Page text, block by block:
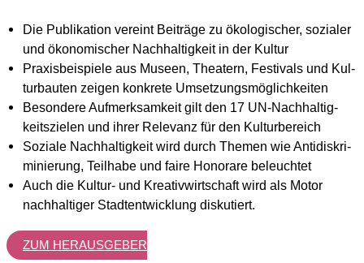
Die Publi­ka­ti­on ver­eint Bei­trä­ge zu öko­lo­gi­scher, sozia­ler
und öko­no­mi­scher Nach­hal­tig­keit in der Kul­tur
Pra­xis­bei­spie­le aus Muse­en, Thea­tern, Fes­ti­vals und Kul­
tur­bau­ten zei­gen kon­kre­te Umset­zungs­mög­lich­kei­ten
Beson­de­re Auf­merk­sam­keit gilt den 17 UN-Nach­hal­tig­
keits­zie­len und ihrer Rele­vanz für den Kul­tur­be­reich
Sozia­le Nach­hal­tig­keit wird durch The­men wie Anti­dis­kri­
mi­nie­rung, Teil­ha­be und fai­re Hono­ra­re beleuch­tet
Auch die Kul­tur- und Krea­tiv­wirt­schaft wird als Motor
nach­hal­ti­ger Stadt­ent­wick­lung dis­ku­tiert.
ZUM HER­AUS­GE­BER